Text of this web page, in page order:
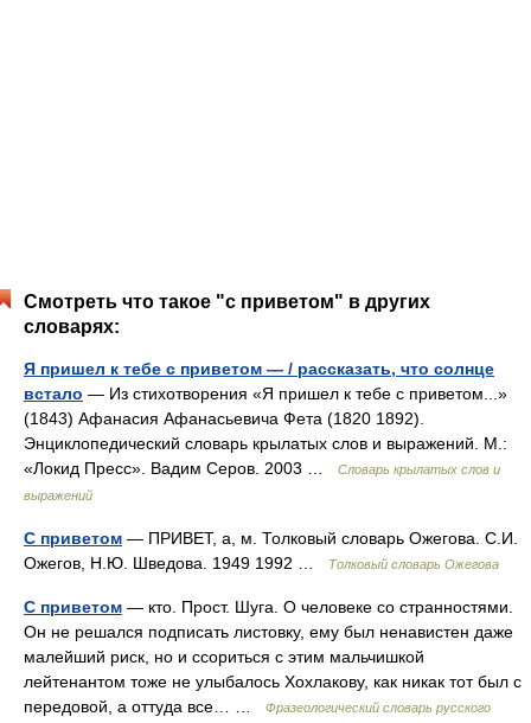
Смотреть что такое "с приветом" в других
словарях:
Я пришел к тебе с приветом — / рассказать, что солнце
встало — Из стихотворения «Я пришел к тебе с приветом...»
(1843) Афанасия Афанасьевича Фета (1820 1892).
Энциклопедический словарь крылатых слов и выражений. М.:
«Локид Пресс». Вадим Серов. 2003 …
Словарь крылатых слов и
выражений
С приветом — ПРИВЕТ, а, м. Толковый словарь Ожегова. С.И.
Ожегов, Н.Ю. Шведова. 1949 1992 …
Толковый словарь Ожегова
С приветом — кто. Прост. Шуга. О человеке со странностями.
Он не решался подписать листовку, ему был ненавистен даже
малейший риск, но и ссориться с этим мальчишкой
лейтенантом тоже не улыбалось Хохлакову, как никак тот был с
передовой, а оттуда все… …
Фразеологический словарь русского